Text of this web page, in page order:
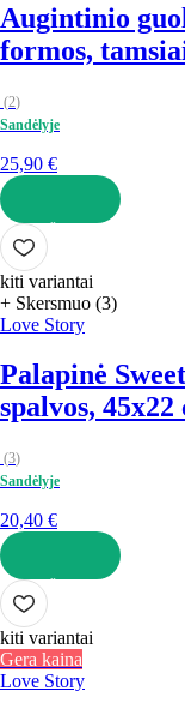
Augintinio
formos,
(2)
Sandėlyje
25,90 €
Į KREPŠELĮ
kiti variantai
+ Skersmuo (3)
Love Story
Palapinė Sweet
spalvos, 45x22
(3)
Sandėlyje
20,40 €
Į KREPŠELĮ
kiti variantai
Gera kaina
Love Story